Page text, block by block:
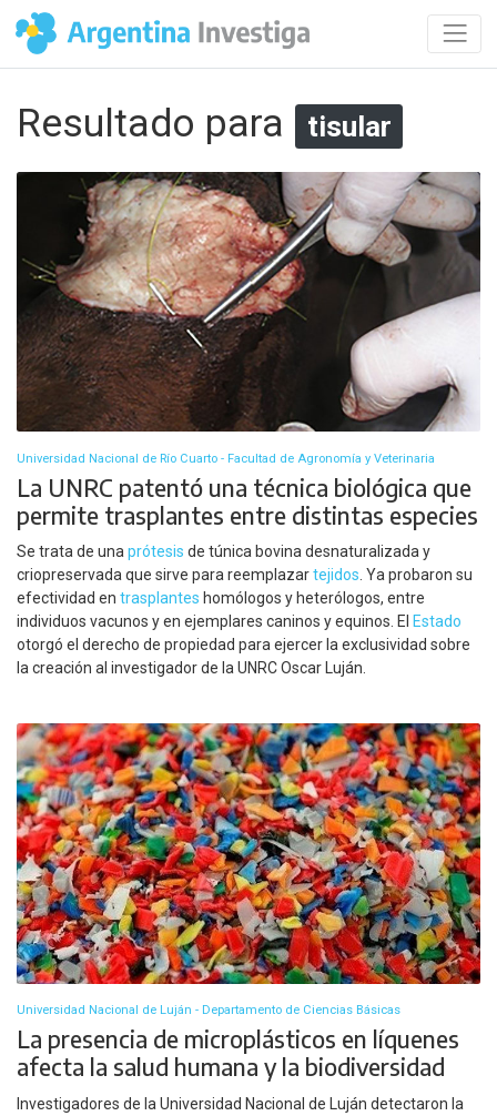
Resultado para tisular
Universidad Nacional de Río Cuarto - Facultad de Agronomía y Veterinaria
La UNRC patentó una técnica biológica que
permite trasplantes entre distintas especies
Se trata de unaprótesis de túnica bovina desnaturalizada y
criopreservada que sirve para reemplazartejidos. Ya probaron su
efectividad en trasplantes homólogos y heterólogos, entre
individuos vacunos y en ejemplares caninos y equinos. El Estado
otorgó el derecho de propiedad para ejercer la exclusividad sobre
la creación al investigador de la UNRC Oscar Luján.
Universidad Nacional de Luján - Departamento de Ciencias Básicas
La presencia de microplásticos en líquenes
afecta la salud humana y la biodiversidad
Investigadores de la Universidad Nacional de Luján detectaron la